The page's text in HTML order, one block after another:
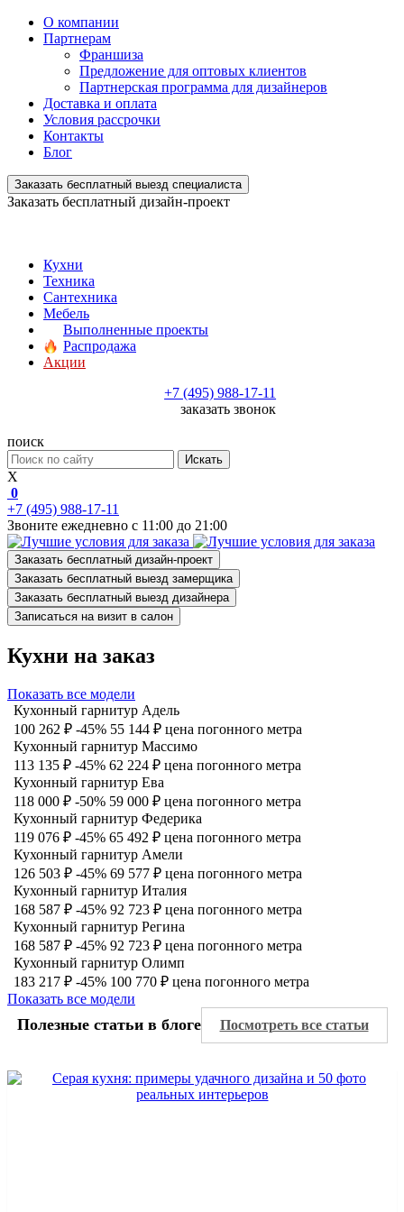
О компании
Партнерам
Франшиза
Предложение для оптовых клиентов
Партнерская программа для дизайнеров
Доставка и оплата
Условия рассрочки
Контакты
Блог
Заказать бесплатный выезд специалиста
Заказать бесплатный дизайн-проект
Кухни
Техника
Сантехника
Мебель
Выполненные проекты
Распродажа
Акции
+7 (495) 988-17-11
заказать звонок
поиск
Искать
X
0
+7 (495) 988-17-11
Звоните ежедневно с 11:00 до 21:00
Заказать бесплатный дизайн-проект
Заказать бесплатный выезд замерщика
Заказать бесплатный выезд дизайнера
Записаться на визит в салон
Кухни на заказ
Показать все модели
Кухонный гарнитур Адель
100 262 ₽ -45% 55 144 ₽ цена погонного метра
Кухонный гарнитур Массимо
113 135 ₽ -45% 62 224 ₽ цена погонного метра
Кухонный гарнитур Ева
118 000 ₽ -50% 59 000 ₽ цена погонного метра
Кухонный гарнитур Федерика
119 076 ₽ -45% 65 492 ₽ цена погонного метра
Кухонный гарнитур Амели
126 503 ₽ -45% 69 577 ₽ цена погонного метра
Кухонный гарнитур Италия
168 587 ₽ -45% 92 723 ₽ цена погонного метра
Кухонный гарнитур Регина
168 587 ₽ -45% 92 723 ₽ цена погонного метра
Кухонный гарнитур Олимп
183 217 ₽ -45% 100 770 ₽ цена погонного метра
Показать все модели
Полезные статьи в блоге Посмотреть все статьи